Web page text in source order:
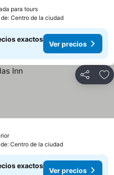
para tours
Centro de la ciudad
exactos
Ver precios
Compartir
Centro de la ciudad
exactos
Ver precios